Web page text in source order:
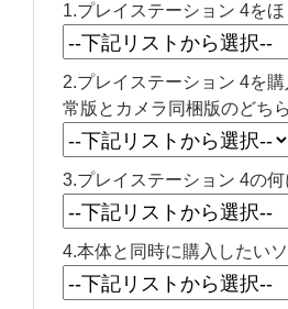
1.プレイステーション 4をほ
2.プレイステーション 4を
常版とカメラ同梱版のどち
3.プレイステーション 4の
4.本体と同時に購入したい